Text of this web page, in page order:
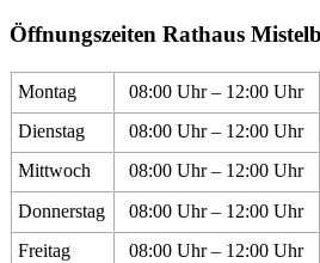
Öffnungszeiten Rathaus
Montag 08:00 Uhr – 12:00 Uhr
Dienstag
08:00 Uhr – 12:00 Uhr
Mittwoch
08:00 Uhr – 12:00 Uhr
Donnerstag
08:00 Uhr – 12:00 Uhr
Freitag
08:00 Uhr – 12:00 Uhr